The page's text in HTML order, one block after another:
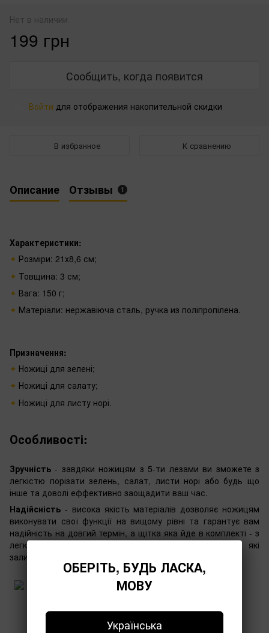
Нет в наличии
199 грн
Сообщить, когда появится
Войти для отображения накопительной скидки
В избранное К сравнению
Описание Отзывы 1
Характеристики:
Розміри: 21х8,6 см;
Товщина: 3 см;
Вага: 150 г;
Матеріали: нержавіюча сталь, ручка из поліпропілена.
Призначення:
Ножиці для зелені;
Ножиці для салату;
Ножиці для листу норі.
Особливості:
Зручність - завдяки ножицям з 5-ти лезами ви зможете з
легкістю порізати зелень, салат, листи норі або будь що
інше та доволі еффективно заощадити ваш час.
Надійсність - висока якість матеріалів дозволяє ножицям
виконувати свої функції на вищому рівні та гарантує вам
надійність на довгий термін, а щітка яка йде в комплекті - з
легкістью очистить залишки зелені або салату які
залишились на лезах.
Іра
ОБЕРІТЬ, БУДЬ ЛАСКА,
МОВУ
Українська